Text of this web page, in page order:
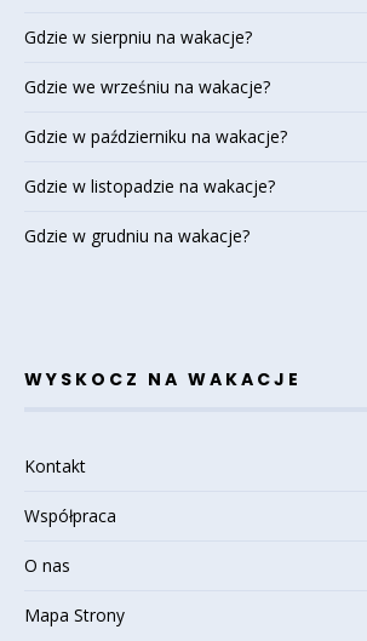
Gdzie w sierpniu na wakacje?
Gdzie we wrześniu na wakacje?
Gdzie w październiku na wakacje?
Gdzie w listopadzie na wakacje?
Gdzie w grudniu na wakacje?
WYSKOCZ NA WAKACJE
Kontakt
Współpraca
O nas
Mapa Strony